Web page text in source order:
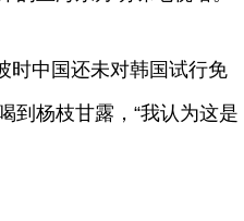
中国还未对韩国试行免
到杨枝甘露，“我认为这是